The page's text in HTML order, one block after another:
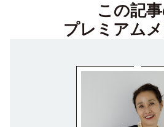
この記
プレミアム